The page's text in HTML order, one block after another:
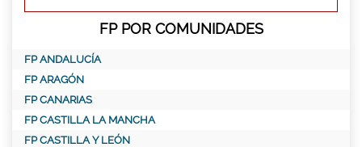
FP POR COMUNIDADES
FP ANDALUCÍA
FP ARAGÓN
FP CANARIAS
FP CASTILLA LA MANCHA
FP CASTILLA Y LEÓN